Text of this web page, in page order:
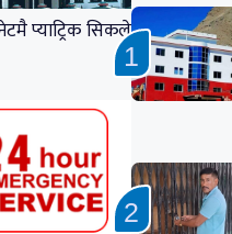
प्याट्रिक सिकले